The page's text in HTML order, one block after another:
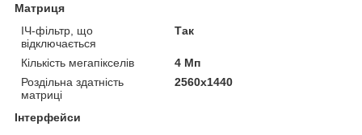
Матриця
ІЧ-фільтр, що
відключається
Так
Кількість мегапікселів
4 Мп
Роздільна здатність
матриці
2560х1440
Інтерфейси